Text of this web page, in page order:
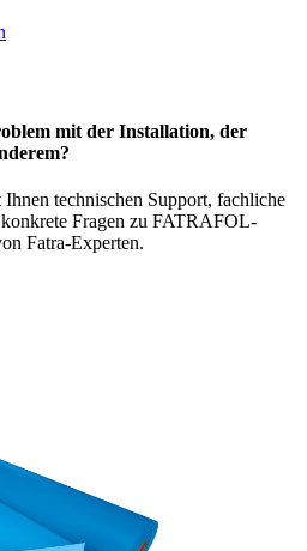
mit der Installation, der
technischen Support, fachliche
Fragen zu FATRAFOL-
Fatra-Experten.